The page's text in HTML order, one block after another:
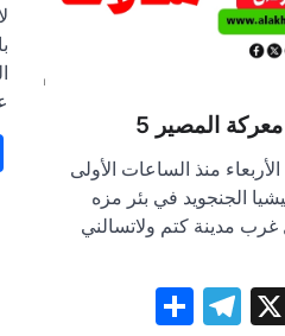
المصير 5
منذ الساعات الأولى
الجنجويد في بئر مزه
مدينة كتم ولاتسالني
X
Telegram